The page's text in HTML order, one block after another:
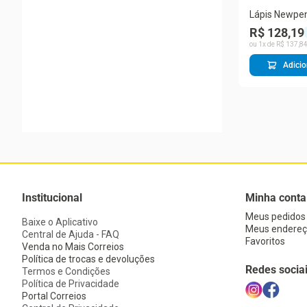
Lápis
Redondo
Translúcido
R$ 128,19
ou 1 x de R$ 137 84
Institucional
Baixe o Aplicativo
Central de Ajuda - FAQ
Venda no Mais Correios
Política de trocas e devoluções
Termos e Condições
Política de Privacidade
Portal Correios
Minha conta
Meus pedidos
Meus
Favoritos
Redes